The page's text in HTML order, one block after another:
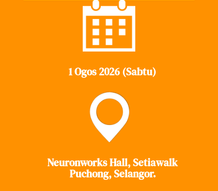
1 Ogos 2026 (Sabtu)
Neuronworks Hall, Setiawalk
Puchong, Selangor.